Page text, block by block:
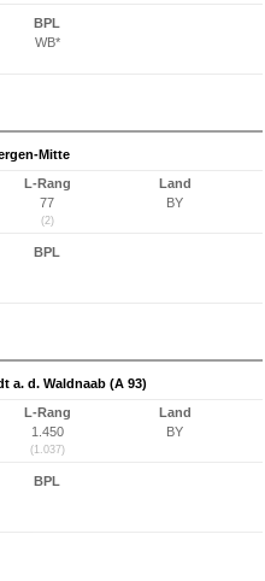
BPL
WB*
Mitte
L-Rang
77
(2)
Land
BY
BPL
a. d. Waldnaab (A 93)
L-Rang
1.450
(1.037)
Land
BY
BPL